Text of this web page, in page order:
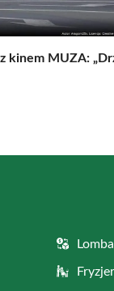
kinem MUZA: